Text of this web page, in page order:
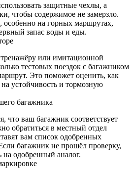
защитные чехлы, а
чтобы содержимое не замерзло.
особенно на горных маршрутах,
запас воды и еды.
тренажёру или имитационной
тестовых поездок с багажником
Это поможет оценить, как
устойчивость и тормозную
багажника
что ваш багажник соответствует
обратиться в местный отдел
вам список одобренных
багажник не прошёл проверку,
на одобренный аналог.